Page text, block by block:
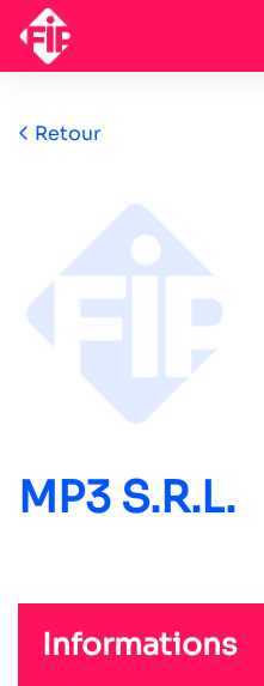
Retour
MP3 S.R.L.
Informations